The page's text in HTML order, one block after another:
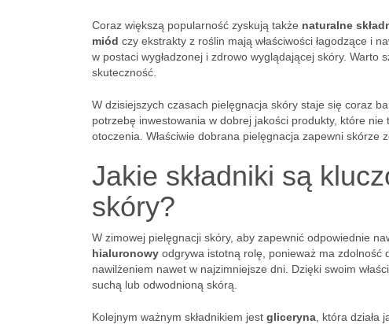
Coraz większą popularność zyskują także naturalne
miód czy ekstrakty z roślin mają właściwości łagodzące i
w postaci wygładzonej i zdrowo wyglądającej skóry. Warto
skuteczność.
W dzisiejszych czasach pielęgnacja skóry staje się coraz
potrzebę inwestowania w dobrej jakości produkty, które
otoczenia. Właściwie dobrana pielęgnacja zapewni skórze
Jakie składniki są
skóry?
W zimowej pielęgnacji skóry, aby zapewnić odpowiednie
hialuronowy odgrywa istotną rolę, ponieważ ma zdolność
nawilżeniem nawet w najzimniejsze dni. Dzięki swoim
suchą lub odwodnioną skórą.
Kolejnym ważnym składnikiem jest gliceryna , która